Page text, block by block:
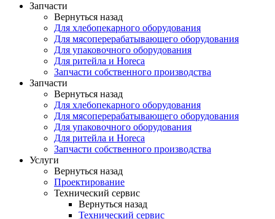
Запчасти
Вернуться назад
Для хлебопекарного оборудования
Для мясоперерабатывающего оборудования
Для упаковочного оборудования
Для ритейла и Horeca
Запчасти собственного производства
Запчасти
Вернуться назад
Для хлебопекарного оборудования
Для мясоперерабатывающего оборудования
Для упаковочного оборудования
Для ритейла и Horeca
Запчасти собственного производства
Услуги
Вернуться назад
Проектирование
Технический сервис
Вернуться назад
Технический сервис